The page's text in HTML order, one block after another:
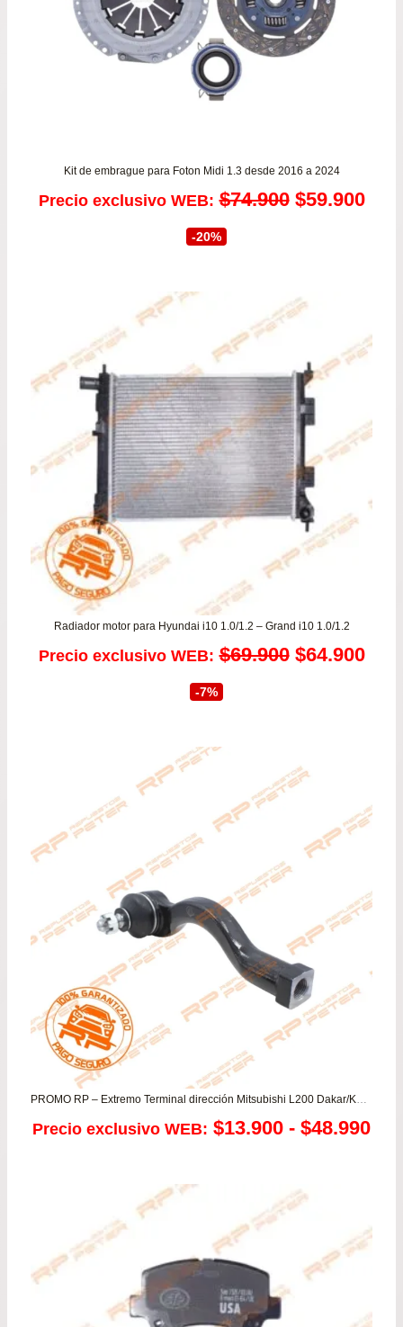
Kit de embrague para Foton Midi 1.3 desde 2016 a 2024
Precio exclusivo WEB: $74.900 El
era:
$74.900.
$59.900El
-20%
Radiador motor para Hyundai i10 1.0/1.2 – Grand i10 1.0/1.2
Precio exclusivo WEB: $69.900 El
era:
$64.900El
-7%
PROMO RP – Extremo Terminal dirección Mitsubishi L200 Dakar/Katana/Work 2.4/2.5/3.2 – Montero 2.5/3.2/3.5
Precio exclusivo WEB: $13.900 - $48.990